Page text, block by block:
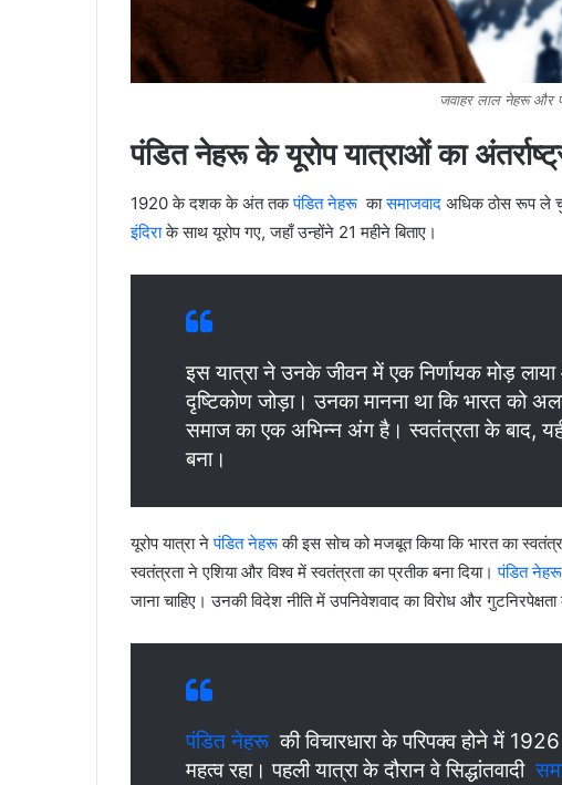
जवाहर लाल नेहरू और
पंडित नेहरू के यूरोप यात्राओं का
1920 के दशक के अंत तकपंडित नेहरू कासमाजवाद अधिक ठोस रूप ले
इंदिराके साथ यूरोप गए, जहाँ उन्होंने 21 महीने बिताए।
इस यात्रा ने उनके जीवन में एक निर्णायक मोड़
दृष्टिकोण जोड़ा। उनका मानना था कि भारत को
समाज का एक अभिन्न अंग है। स्वतंत्रता के बाद,
बना।
यूरोप यात्रा नेपंडित नेहरूकी इस सोच को मजबूत किया कि भारत का
स्वतंत्रता ने एशिया और विश्व में स्वतंत्रता का प्रतीक बना दिया।पंडित नेहरू
जाना चाहिए। उनकी विदेश नीति में उपनिवेशवाद का विरोध और
पंडित नेहरू की विचारधारा के परिपक्व होने में
महत्व रहा। पहली यात्रा के दौरान वे सिद्धांतवादी